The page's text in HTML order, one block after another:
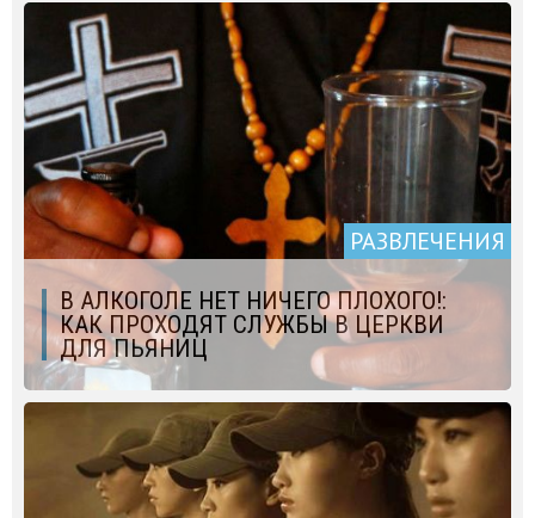
РАЗВЛЕЧЕНИЯ
В АЛКОГОЛЕ НЕТ НИЧЕГО ПЛОХОГО!:
КАК ПРОХОДЯТ СЛУЖБЫ В ЦЕРКВИ
ДЛЯ ПЬЯНИЦ